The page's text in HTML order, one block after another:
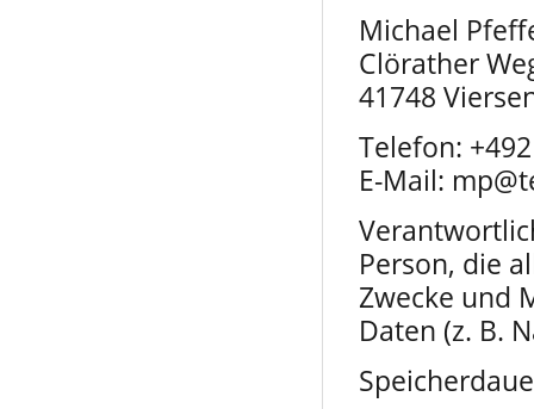
Michael
Clörather
41748
Telefon:
E-Mail:
Person, die
Zwecke und
Daten (z. B.